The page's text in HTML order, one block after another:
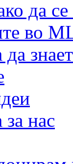
да
во
нас